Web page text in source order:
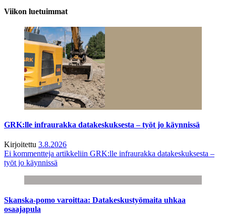
Viikon luetuimmat
GRK:lle infraurakka datakeskuksesta – työt jo käynnissä
Kirjoitettu 3.8.2026
Ei kommentteja artikkeliin GRK:lle infraurakka datakeskuksesta –
työt jo käynnissä
Skanska-pomo varoittaa: Datakeskustyömaita uhkaa
osaajapula